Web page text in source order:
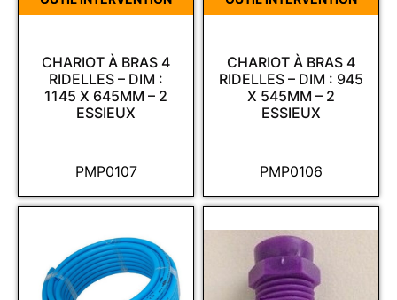
PMP0107
CHARIOT À BRAS 4
RIDELLES – DIM :
1145 X 645MM – 2
ESSIEUX
PMP0106
CHARIOT À BRAS 4
RIDELLES – DIM : 945
X 545MM – 2
ESSIEUX